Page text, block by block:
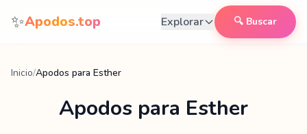
Saltar al contenido
✨Apodos.top Explorar 🔍 Buscar
Inicio/Apodos para Esther
Apodos para Esther